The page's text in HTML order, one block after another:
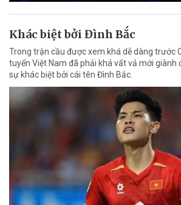
Khác biệt bởi Đình Bắc
Trong trận cầu được xem khá dễ dàng trước
tuyển Việt Nam đã phải khá vất vả mới giành
sự khác biệt bởi cái tên Đình Bắc.